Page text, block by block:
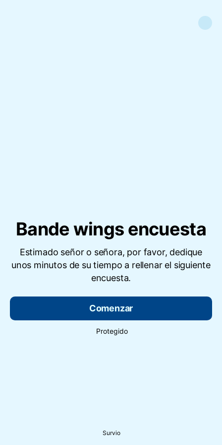
Bande wings encuesta
Estimado señor o señora, por favor, dedique
unos minutos de su tiempo a rellenar el siguiente
encuesta.
Comenzar
Protegido
Survio